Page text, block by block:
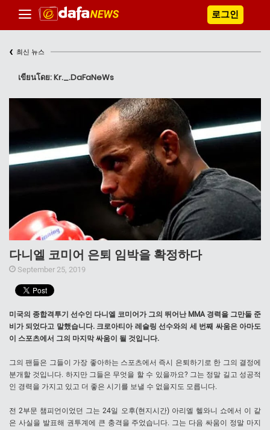
로그인
‹ 최신 뉴스
เขียนโดย: Kr._.DaFaNeWs
다니엘 코미어 은퇴 임박을 확정하다
September 25, 2019
미국의 종합격투기 선수인 다니엘 코미어가 그의 뛰어난 MMA 경력을 그만둘 준
비가 되었다고 말했습니다. 크로아티아 레슬링 선수와의 세 번째 싸움은 아마도
이 스포츠에서 그의 마지막 싸움이 될 것입니다.
그의 팬들은 그들이 가장 좋아하는 스포츠에서 즉시 은퇴하기로 한 그의 결정에
분개할 것입니다. 하지만 그들은 무엇을 할 수 있을까요? 그는 정말 길고 성공적
인 경력을 가지고 있고 더 좋은 시기를 보낼 수 없을지도 모릅니다.
전 2부문 챔피언이었던 그는 24일 오후(현지시간) 아리엘 헬와니 쇼에서 이 같
은 사실을 발표해 권투계에 큰 충격을 주었습니다. 그는 다음 싸움이 정말 마지